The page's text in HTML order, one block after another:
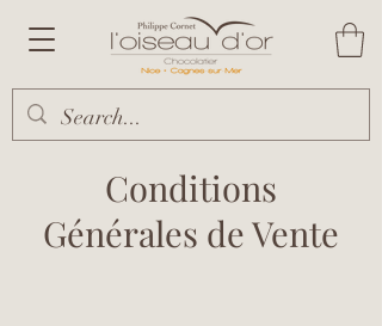
Conditions
Générales de Vente